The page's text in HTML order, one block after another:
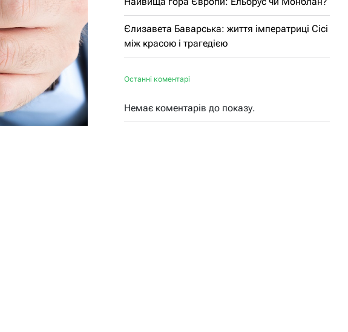
Єлизавета Баварська: життя імператриці Сісі
між красою і трагедією
Останні коментарі
Немає коментарів до показу.